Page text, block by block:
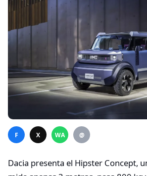
F X WA @
Dacia presenta el Hipster Concept,